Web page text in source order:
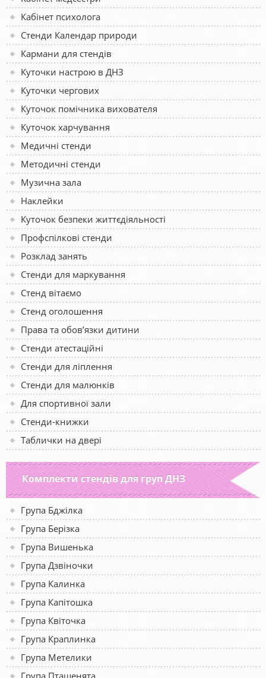
Кабінет психолога
Стенди Календар природи
Кармани для стендів
Куточки настрою в ДНЗ
Куточки чергових
Куточок помічника вихователя
Куточок харчування
Медичні стенди
Методичні стенди
Музична зала
Наклейки
Куточок безпеки життєдіяльності
Профспілкові стенди
Розклад занять
Стенди для маркування
Стенд вітаємо
Стенд оголошення
Права та обов’язки дитини
Стенди атестаційні
Стенди для ліплення
Стенди для малюнків
Для спортивної зали
Стенди-книжки
Таблички на двері
Комплекти стендів для груп ДНЗ
Група Бджілка
Група Берізка
Група Вишенька
Група Дзвіночки
Група Калинка
Група Капітошка
Група Квіточка
Група Краплинка
Група Метелики
Група Пташенята